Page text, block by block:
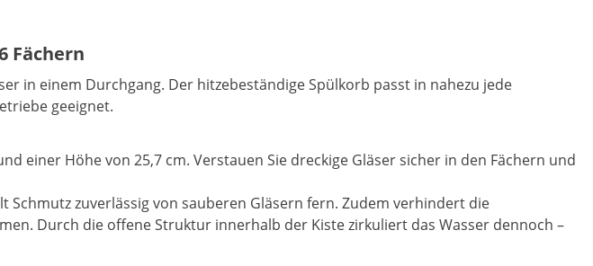
Fächern
in einem Durchgang. Der hitzebeständige Spülkorb passt in nahezu jede
geeignet.
einer Höhe von 25,7 cm. Verstauen Sie dreckige Gläser sicher in den Fächern und
Schmutz zuverlässig von sauberen Gläsern fern. Zudem verhindert die
Durch die offene Struktur innerhalb der Kiste zirkuliert das Wasser dennoch –